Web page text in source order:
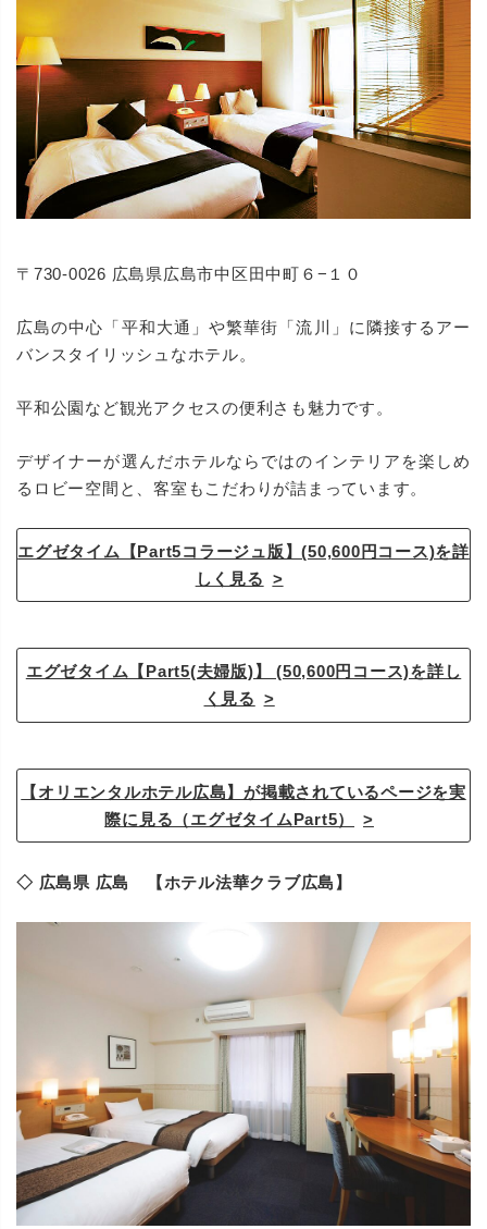
〒730-0026 広島県広島市中区田中町６−１０
広島の中心「平和大通」や繁華街「流川」に隣接するアー
バンスタイリッシュなホテル。
平和公園など観光アクセスの便利さも魅力です。
デザイナーが選んだホテルならではのインテリアを楽しめ
るロビー空間と、客室もこだわりが詰まっています。
エグゼタイム【Part5コラージュ版】(50,600円コース)を詳
しく見る
エグゼタイム【Part5(夫婦版)】 (50,600円コース)を詳し
く見る
【オリエンタルホテル広島】が掲載されているページを実
際に見る（エグゼタイムPart5）
◇ 広島県 広島 【ホテル法華クラブ広島】